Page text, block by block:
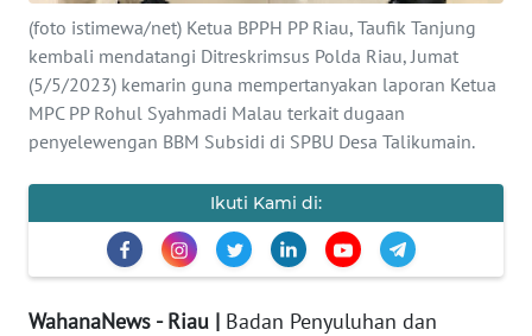
(foto istimewa/net) Ketua BPPH PP Riau, Taufik Tanjung
kembali mendatangi Ditreskrimsus Polda Riau, Jumat
(5/5/2023) kemarin guna mempertanyakan laporan Ketua
MPC PP Rohul Syahmadi Malau terkait dugaan
penyelewengan BBM Subsidi di SPBU Desa Talikumain.
Ikuti Kami di:
WahanaNews - Riau | Badan Penyuluhan dan
REDAKSI
KARIR
News
Regional